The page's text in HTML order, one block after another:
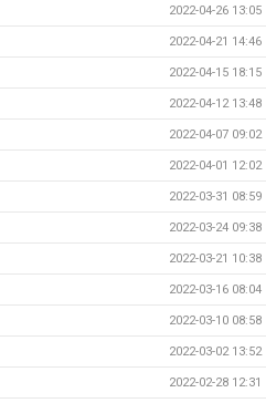
2022-04-26 13:05
2022-04-21 14:46
2022-04-15 18:15
2022-04-12 13:48
2022-04-07 09:02
2022-04-01 12:02
2022-03-31 08:59
2022-03-24 09:38
2022-03-21 10:38
2022-03-16 08:04
2022-03-10 08:58
2022-03-02 13:52
2022-02-28 12:31